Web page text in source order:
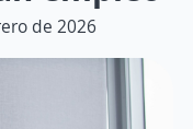
de 2026